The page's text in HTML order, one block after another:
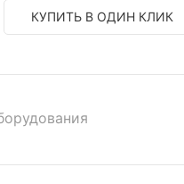
КУПИТЬ В ОДИН КЛИК